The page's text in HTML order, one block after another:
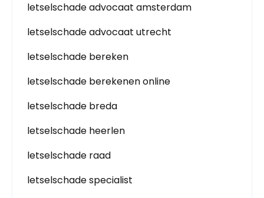
letselschade advocaat amsterdam
letselschade advocaat utrecht
letselschade bereken
letselschade berekenen online
letselschade breda
letselschade heerlen
letselschade raad
letselschade specialist